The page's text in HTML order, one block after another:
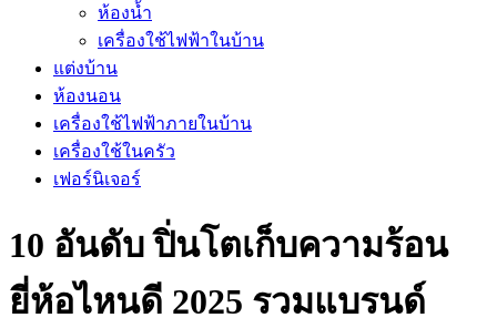
ห้องน้ำ
เครื่องใช้ไฟฟ้าในบ้าน
แต่งบ้าน
ห้องนอน
เครื่องใช้ไฟฟ้าภายในบ้าน
เครื่องใช้ในครัว
เฟอร์นิเจอร์
10 อันดับ ปิ่นโตเก็บความร้อน
ยี่ห้อไหนดี 2025 รวมแบรนด์